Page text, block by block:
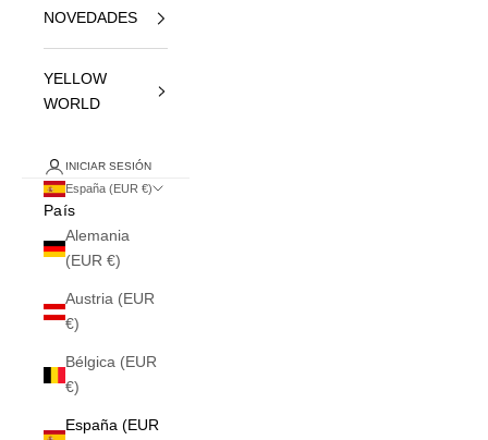
NOVEDADES
YELLOW
WORLD
INICIAR SESIÓN
España (EUR €)
País
Alemania
(EUR €)
Austria (EUR
€)
Bélgica (EUR
€)
España (EUR